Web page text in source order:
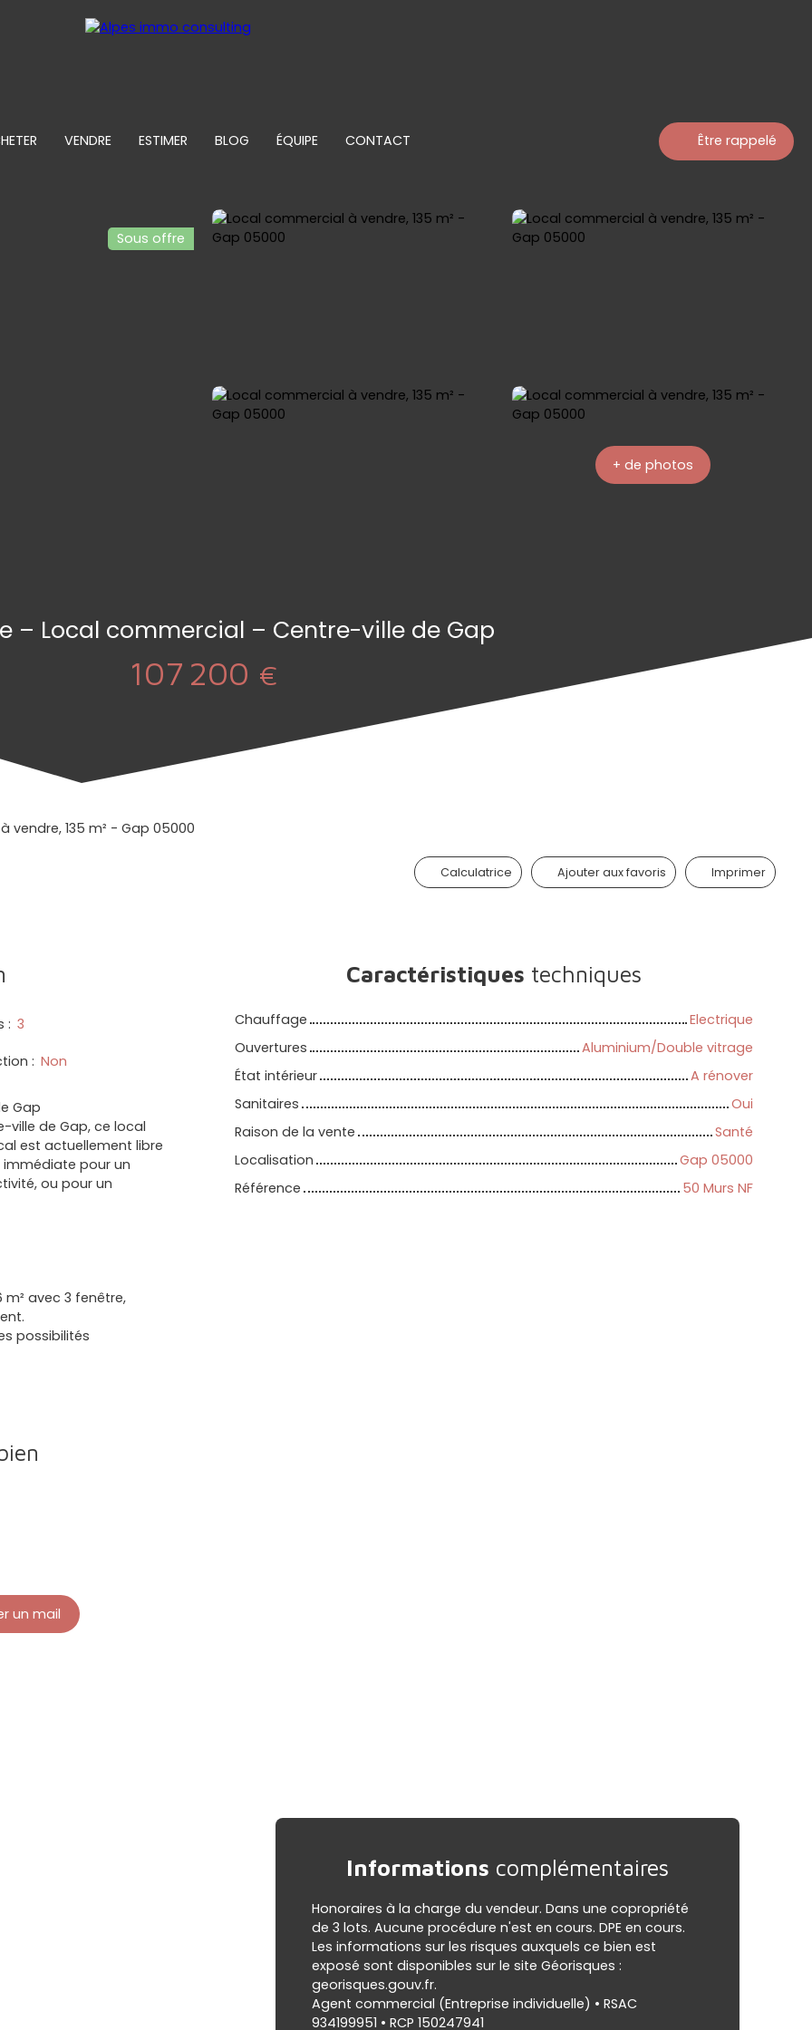
VENDRE ESTIMER BLOG ÉQUIPE CONTACT Être rappelé
Sous offre
+ de photos
– Local commercial – Centre-ville de Gap
107 200 €
vendre, 135 m² - Gap 05000
Calculatrice Ajouter aux favoris Imprimer
: 3
: Non
Gap
ville de Gap, ce local
est actuellement libre
pour un
ou pour un
avec 3 fenêtre,
possibilités
un mail
Caractéristiques techniques
Chauffage
Electrique
Ouvertures
Aluminium/Double vitrage
État intérieur
A rénover
Sanitaires
Oui
Raison de la vente
Santé
Localisation
Gap 05000
Référence
50 Murs NF
Informations complémentaires
Honoraires à la charge du vendeur. Dans une copropriété
de 3 lots. Aucune procédure n'est en cours. DPE en cours.
Les informations sur les risques auxquels ce bien est
exposé sont disponibles sur le site Géorisques :
georisques.gouv.fr.
Agent commercial (Entreprise individuelle) • RSAC
934199951 • RCP 150247941